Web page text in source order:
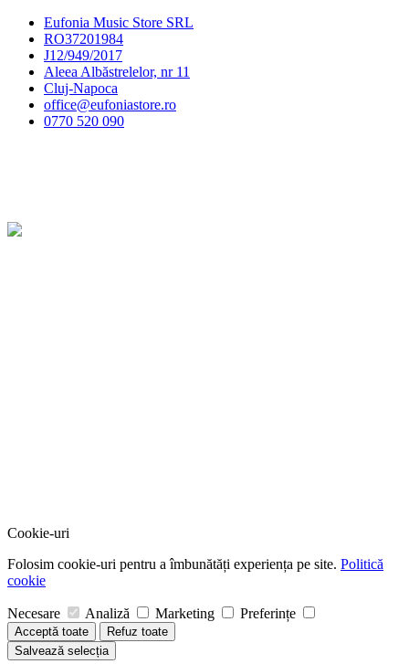
Eufonia Music Store SRL
RO37201984
J12/949/2017
Aleea Albăstrelelor, nr 11
Cluj-Napoca
office@eufoniastore.ro
0770 520 090
Cookie-uri
Folosim cookie-uri pentru a îmbunătăți experiența pe site. Politică
cookie
Necesare Analiză Marketing Preferințe
Acceptă toate
Refuz toate
Salvează selecția